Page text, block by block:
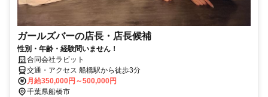
ガールズバーの店長・店長候補
性別・年齢・経験問いません！
合同会社ラビット
交通・アクセス 船橋駅から徒歩3分
月給350,000円～500,000円
千葉県船橋市